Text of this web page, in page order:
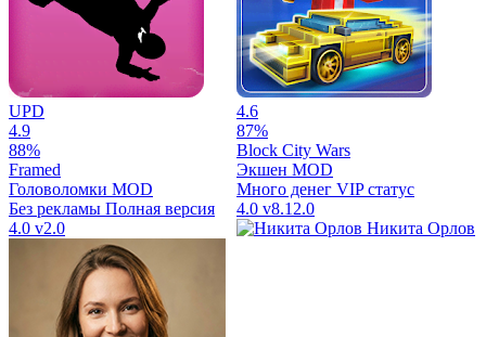
UPD
4.9
88%
Framed
Головоломки MOD
Без рекламы Полная версия
4.0 v2.0
4.6
87%
Block City Wars
Экшен MOD
Много денег VIP статус
4.0 v8.12.0
Никита Орлов